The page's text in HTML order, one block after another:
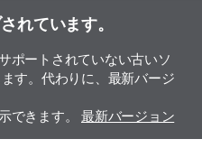
れています。
ポートされていない古いソ
す。代わりに、最新バージ
できます。 最新バージョン